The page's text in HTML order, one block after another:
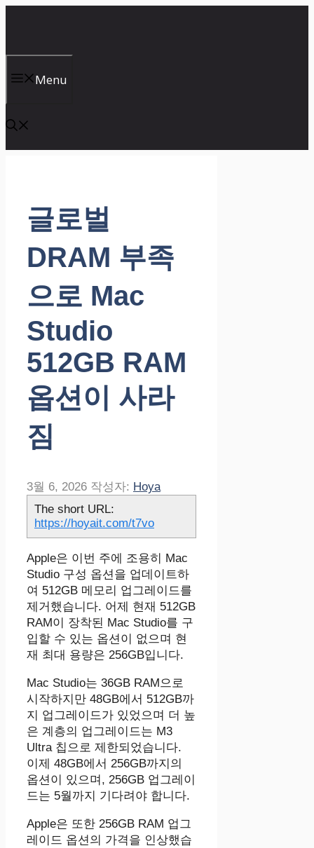
건
기
Menu
글로벌
DRAM 부족
으로 Mac
Studio
512GB RAM
옵션이 사라
짐
3월 6, 2026 작성자: Hoya
The short URL:
https://hoyait.com/t7vo
Apple은 이번 주에 조용히 Mac
Studio 구성 옵션을 업데이트하
여 512GB 메모리 업그레이드를
제거했습니다. 어제 현재 512GB
RAM이 장착된 Mac Studio를 구
입할 수 있는 옵션이 없으며 현
재 최대 용량은 256GB입니다.
Mac Studio는 36GB RAM으로
시작하지만 48GB에서 512GB까
지 업그레이드가 있었으며 더 높
은 계층의 업그레이드는 M3
Ultra 칩으로 제한되었습니다.
이제 48GB에서 256GB까지의
옵션이 있으며, 256GB 업그레이
드는 5월까지 기다려야 합니다.
Apple은 또한 256GB RAM 업그
레이드 옵션의 가격을 인상했습